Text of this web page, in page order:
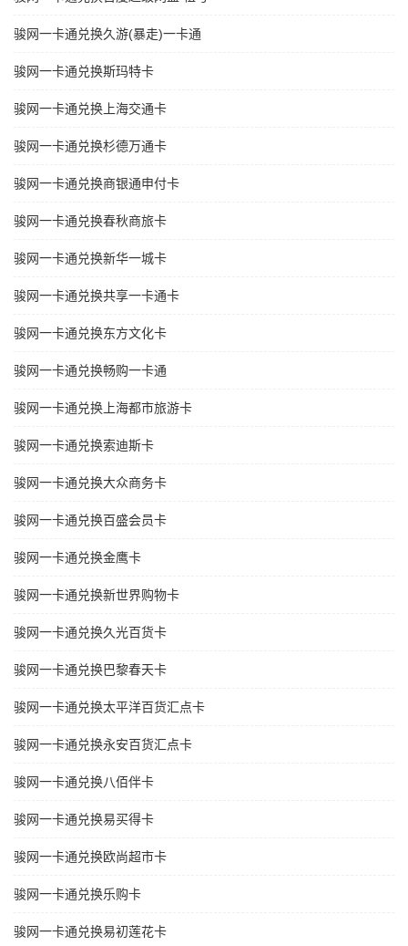
骏网一卡通兑换久游(暴走)一卡通
骏网一卡通兑换斯玛特卡
骏网一卡通兑换上海交通卡
骏网一卡通兑换杉德万通卡
骏网一卡通兑换商银通申付卡
骏网一卡通兑换春秋商旅卡
骏网一卡通兑换新华一城卡
骏网一卡通兑换共享一卡通卡
骏网一卡通兑换东方文化卡
骏网一卡通兑换畅购一卡通
骏网一卡通兑换上海都市旅游卡
骏网一卡通兑换索迪斯卡
骏网一卡通兑换大众商务卡
骏网一卡通兑换百盛会员卡
骏网一卡通兑换金鹰卡
骏网一卡通兑换新世界购物卡
骏网一卡通兑换久光百货卡
骏网一卡通兑换巴黎春天卡
骏网一卡通兑换太平洋百货汇点卡
骏网一卡通兑换永安百货汇点卡
骏网一卡通兑换八佰伴卡
骏网一卡通兑换易买得卡
骏网一卡通兑换欧尚超市卡
骏网一卡通兑换乐购卡
骏网一卡通兑换易初莲花卡